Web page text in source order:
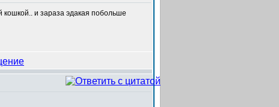
и зараза эдакая побольше